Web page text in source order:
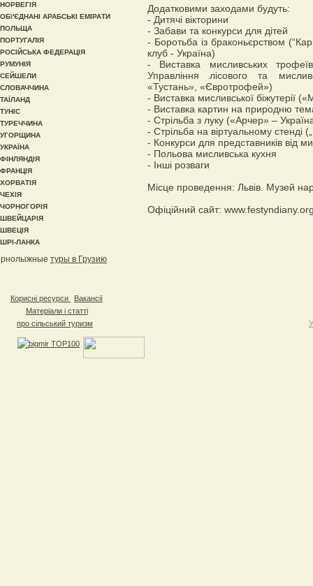
Додатковими заходами будуть:
- Дитячі вікторини
- Забави та конкурси для дітей
- Боротьба із браконьєрством
клуб - Україна)
- Виставка мисливських
Управління лісового та
«Тустань», «Євротрофей»)
- Виставка мисливської біжутерії
- Виставка картин на природню
- Стрільба з луку («Арчер» –
- Стрільба на віртуальному
- Конкурси для представників від
- Польова мисливська кухня
- Інші розваги
Місце проведення: Львів. Музей
Офіційний сайт:
НОРВЕГІЯ
ОБ\'ЄДНАНІ АРАБСЬКІ ЕМІРАТИ
ПОЛЬЩА
ПОРТУГАЛІЯ
РОСІЙСЬКА ФЕДЕРАЦІЯ
РУМУНІЯ
СЕЙШЕЛИ
СЛОВАЧЧИНА
ТАЇЛАНД
ТУНІС
ТУРЕЧЧИНА
УГОРЩИНА
УКРАЇНА
ФІНЛЯНДІЯ
ФРАНЦІЯ
ХОРВАТІЯ
ЧЕХІЯ
ЧОРНОГОРІЯ
ШВЕЙЦАРІЯ
ШВЕЦІЯ
ШРІ-ЛАНКА
туры в Грузию
Корисні ресурси
Вакансії
Матеріали і статті
про сільський туризм